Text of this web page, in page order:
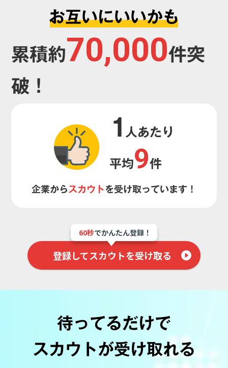
お互いにいいかも
累積約70,000件突
破！
1人あたり
平均9件
企業からスカウトを受け取っています！
60秒でかんたん登録！
登録してスカウトを受け取る
待ってるだけで
スカウトが受け取れる